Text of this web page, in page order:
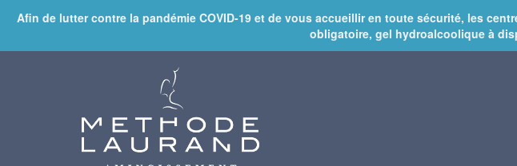
Afin de lutter contre la pandémie COVID-19 et de vous accueillir en toute sécurité, les
obligatoire, gel hydroalcoolique à